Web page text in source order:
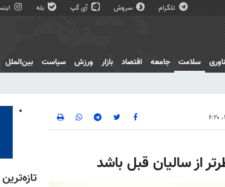
تلگرام سروش آی گپ بله
سلامت
جامعه اقتصاد بازار ورزش سیاست بین‌الملل
از سالیان قبل باشد